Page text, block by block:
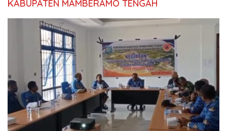
KABUPATEN MAMBERAMO TENGAH